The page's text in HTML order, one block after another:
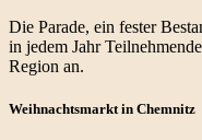
Die Parade, ein fester
in jedem Jahr
Region an.
Weihnachtsmarkt in Chemnitz